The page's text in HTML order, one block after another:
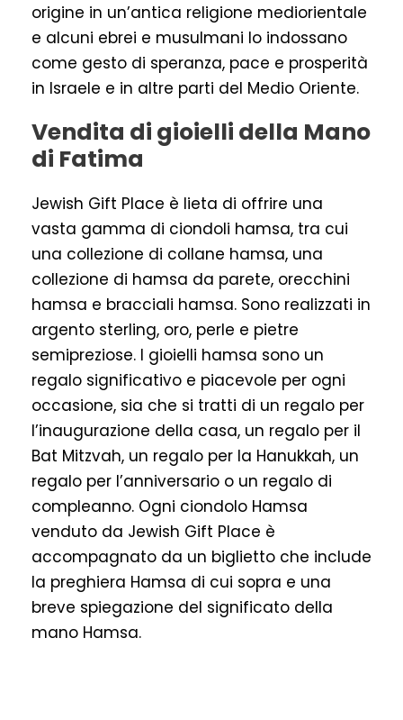
origine in un’antica religione mediorientale
e alcuni ebrei e musulmani lo indossano
come gesto di speranza, pace e prosperità
in Israele e in altre parti del Medio Oriente.
Vendita di gioielli della Mano
di Fatima
Jewish Gift Place è lieta di offrire una
vasta gamma di ciondoli hamsa, tra cui
una collezione di collane hamsa, una
collezione di hamsa da parete, orecchini
hamsa e bracciali hamsa. Sono realizzati in
argento sterling, oro, perle e pietre
semipreziose. I gioielli hamsa sono un
regalo significativo e piacevole per ogni
occasione, sia che si tratti di un regalo per
l’inaugurazione della casa, un regalo per il
Bat Mitzvah, un regalo per la Hanukkah, un
regalo per l’anniversario o un regalo di
compleanno. Ogni ciondolo Hamsa
venduto da Jewish Gift Place è
accompagnato da un biglietto che include
la preghiera Hamsa di cui sopra e una
breve spiegazione del significato della
mano Hamsa.